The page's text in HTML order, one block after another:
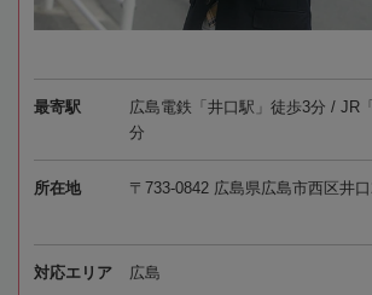
最寄駅
広島電鉄「井口駅」徒歩3分 / JR
分
所在地 〒733-0842 広島県広島市西区井口
対応エリア 広島